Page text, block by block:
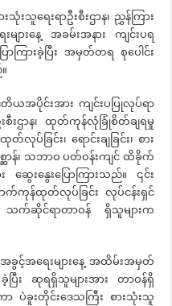
ရေးရာဦးစီးဌာန၊ ညွှန်ကြား
ျားနေ့ အခမ်းအနား ကျင်းပရ
ာကြားခဲ့ပြီး အမှတ်တရ စုပေါင်း
င်းအား ကျင်းပပြုလုပ်ရာ
းစီးဌာန၊ ထုတ်ကုန်လုံခြုံစိတ်ချရမှု
ပ်ခြင်း၊‌ ရောင်းချခြင်း၊ စား
ဆာန်၊ သဘာဝ ပတ်ဝန်းကျင် ထိခိုက်
ေးနွေးပြောကြားသည်။ ၎င်း
ကုန်ထုတ်လုပ်ခြင်း လုပ်ငန်းရှင်
သက်ဆိုင်ရာတာဝန် ရှိသူများက
အရေးများနေ့ အထိမ်းအမှတ်
ပြီး ဆုရရှိသူများအား တာဝန်ရှိ
ပဲခူးတိုင်းဒေသကြီး စားသုံးသူ